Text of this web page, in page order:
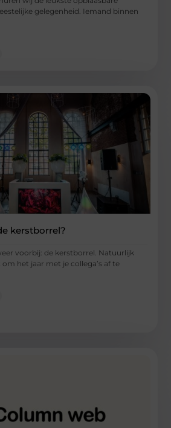
gelegenheid. Iemand binnen
kerstborrel?
voorbij: de kerstborrel. Natuurlijk
het jaar met je collega’s af te